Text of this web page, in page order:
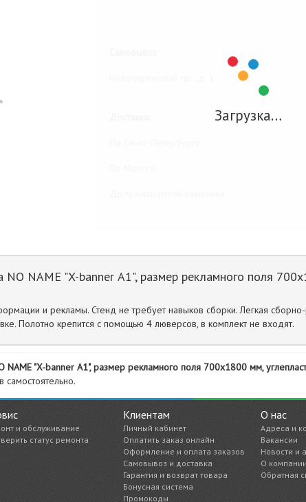
Загрузка…
NAME "X-banner А1", размер рекламного поля
и рекламы. Стенд не требует навыков сборки. Легкая
Полотно крепится с помощью 4 люверсов, в комплект не входят.
"X-banner А1", размер рекламного поля 700х1800 мм,
самостоятельно.
и обслуживание
статус ремонта
Клиентам
Личный кабинет
Оплатить заказ онлайн
Оформление и оплата заказов
Самовывоз и доставка
Гарантия и возврат товара
Бонусная система
Промокоды
О нас
Адреса и
Вакансии
Новости и
О компании
Обратная